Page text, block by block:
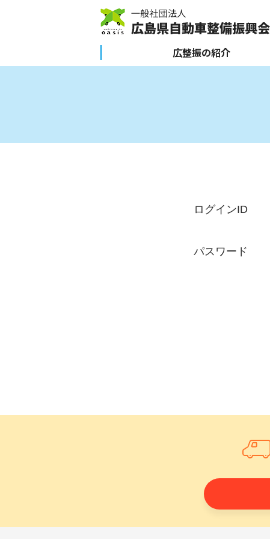
広整振の紹介
ログインID
パスワード